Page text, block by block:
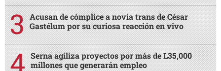
Acusan de cómplice a novia trans de César
Gastélum por su curiosa reacción en vivo
Serna agiliza proyectos por más de L35,000
millones que generarán empleo